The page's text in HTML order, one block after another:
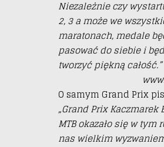
Niezależnie czy
2, 3 a może we
maratonach, medale
pasować do siebie i
tworzyć piękną całość.”
O samym Grand Prix
„Grand Prix Kaczmarek
MTB okazało się w tym
nas wielkim